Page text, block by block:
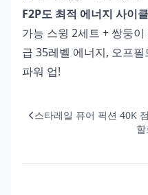
F2P도 최적 에너지 사이
가능 스윙 2세트 + 쌍둥
급 35레벨 에너지, 오프
파워 업!
스타레일 퓨어 픽션 40K